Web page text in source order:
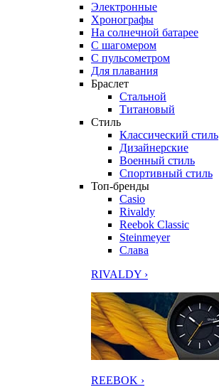
Электронные
Хронографы
На солнечной батарее
С шагомером
С пульсометром
Для плавания
Браслет
Стальной
Титановый
Стиль
Классический стиль
Дизайнерские
Военный стиль
Спортивный стиль
Топ-бренды
Casio
Rivaldy
Reebok Classic
Steinmeyer
Слава
RIVALDY ›
REEBOK ›